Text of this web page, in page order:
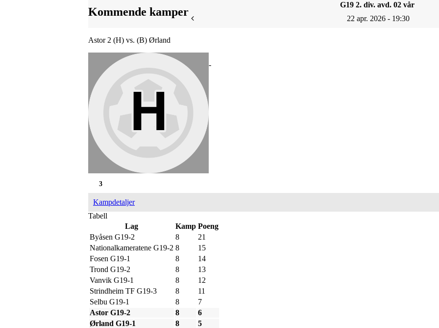
Kommende kamper
G19 2. div. avd. 02 vår
22 apr. 2026 - 19:30
Astor 2 (H) vs. (B) Ørland
-
3
Kampdetaljer
Tabell
Lag
Kamp Poeng
Byåsen G19-2
8
21
Nationalkameratene G19-2 8
15
Fosen G19-1
8
14
Trond G19-2
8
13
Vanvik G19-1
8
12
Strindheim TF G19-3
8
11
Selbu G19-1
8
7
Astor G19-2
8
6
Ørland G19-1
8
5